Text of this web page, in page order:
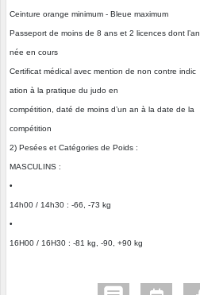
Ceinture orange minimum - Bleue maximum
Passeport de moins de 8 ans et 2 licences dont l’an
née en cours
Certificat médical avec mention de non contre indic
ation à la pratique du judo en
compétition, daté de moins d’un an à la date de la
compétition
2) Pesées et Catégories de Poids :
MASCULINS :
•
14h00 / 14h30 : -66, -73 kg
•
16H00 / 16H30 : -81 kg, -90, +90 kg